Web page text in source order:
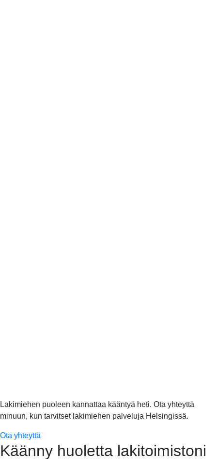
Lakimiehen puoleen kannattaa kääntyä heti. Ota yhteyttä
minuun, kun tarvitset lakimiehen palveluja Helsingissä.
Ota yhteyttä
Käänny huoletta lakitoimistoni